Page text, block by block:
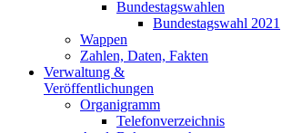
Bundestagswahlen
Bundestagswahl 2021
Wappen
Zahlen, Daten, Fakten
Verwaltung &
Veröffentlichungen
Organigramm
Telefonverzeichnis